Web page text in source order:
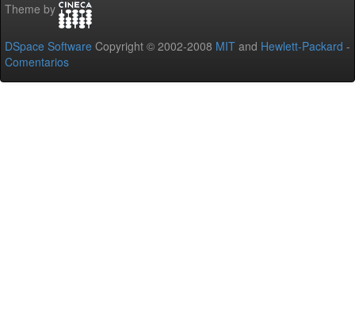
Theme by
DSpace Software Copyright © 2002-2008 MIT and Hewlett-Packard -
Comentarios